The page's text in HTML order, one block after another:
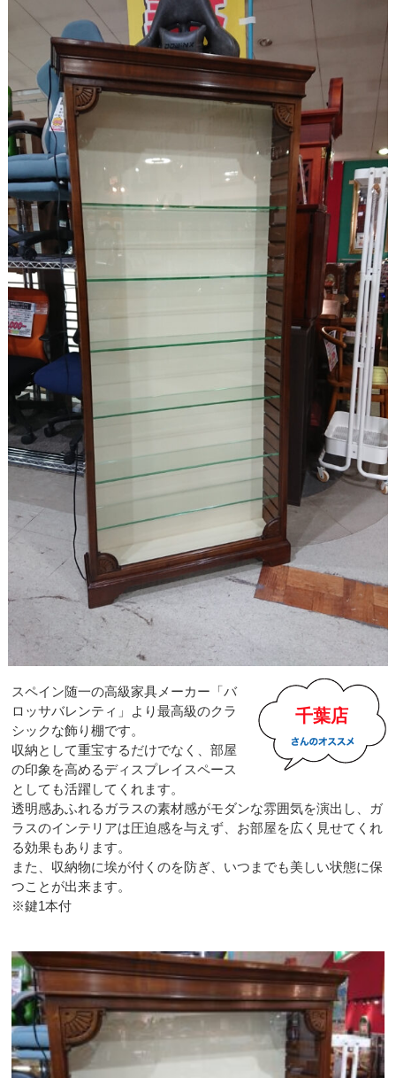
千葉店
スペイン随一の高級家具メーカー「バ
ロッサバレンティ」より最高級のクラ
シックな飾り棚です。
収納として重宝するだけでなく、部屋
の印象を高めるディスプレイスペース
としても活躍してくれます。
透明感あふれるガラスの素材感がモダンな雰囲気を演出し、ガ
ラスのインテリアは圧迫感を与えず、お部屋を広く見せてくれ
る効果もあります。
また、収納物に埃が付くのを防ぎ、いつまでも美しい状態に保
つことが出来ます。
※鍵1本付